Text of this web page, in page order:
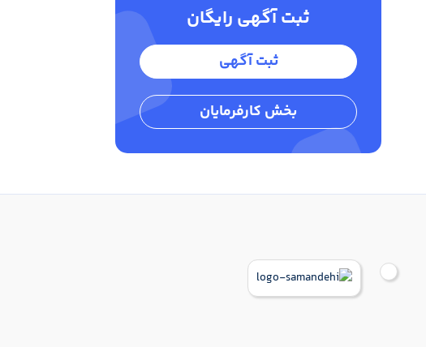
ثبت آگهی رایگان
ثبت آگهی
بخش کارفرمایان